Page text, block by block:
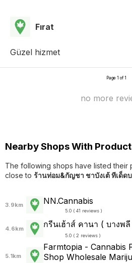
Fırat
Güzel hizmet
Page 1 of 1
no more
Nearby Shops With
The following shops have listed their
close to ร้านท่อม&กัญชา ชาบังเต้ ทีเด็ด
3.9km NN.Cannabis
5.0 ( 41 reviews )
4.6km กรีนเฮ้าส์ คานา ( บางพลี
5.0 ( 2 reviews )
5.1km
Farmtopia - Cannabis
Shop Wholesale